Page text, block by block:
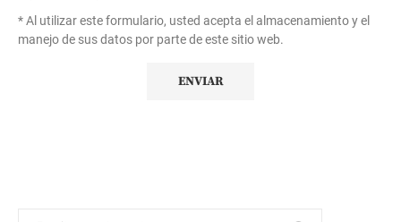
* Al utilizar este formulario, usted acepta el almacenamiento y el
manejo de sus datos por parte de este sitio web.